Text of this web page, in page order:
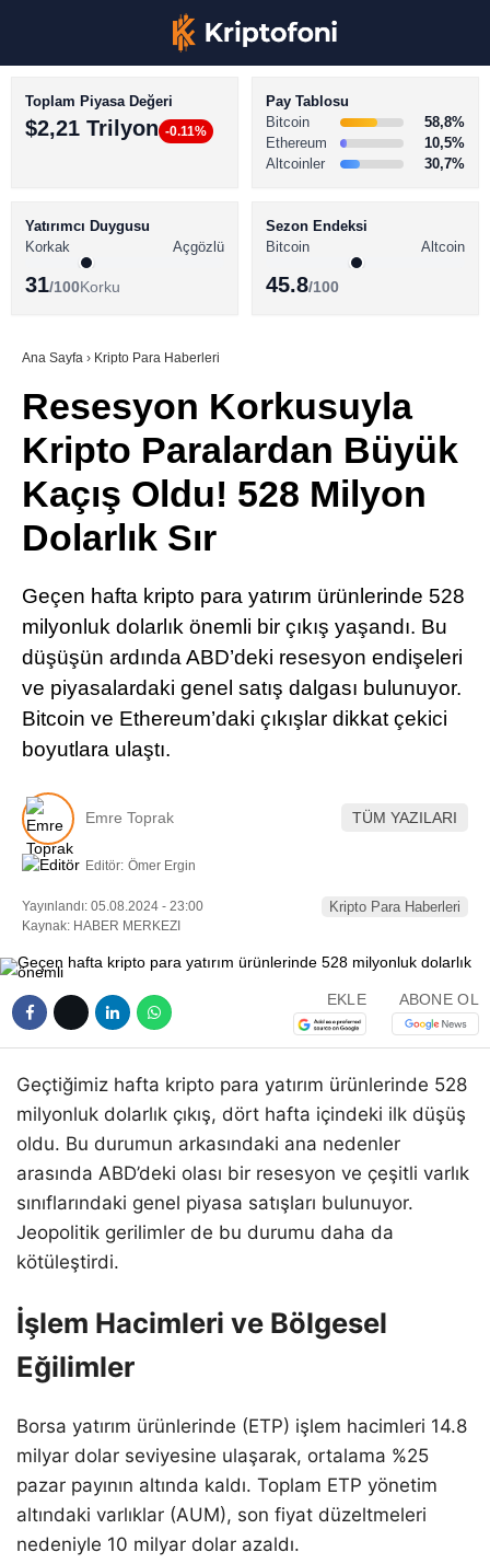
Youtube
TikTok
Pinterest
Telegram
BİTCOİN HABERLERİ
ALTCOİN HABERLERİ
SÖZLÜK
Toplam Piyasa Değeri
$2,21 Trilyon -0.11%
Pay Tablosu
Bitcoin
58,8%
Ethereum
10,5%
Altcoinler
30,7%
Yatırımcı Duygusu
Korkak
Açgözlü
31/100Korku
Sezon Endeksi
Bitcoin
Altcoin
45.8/100
Ana Sayfa › Kripto Para Haberleri
Resesyon Korkusuyla
Kripto Paralardan Büyük
Kaçış Oldu! 528 Milyon
Dolarlık Sır
Geçen hafta kripto para yatırım ürünlerinde 528
milyonluk dolarlık önemli bir çıkış yaşandı. Bu
düşüşün ardında ABD’deki resesyon endişeleri
ve piyasalardaki genel satış dalgası bulunuyor.
Bitcoin ve Ethereum’daki çıkışlar dikkat çekici
boyutlara ulaştı.
Emre Toprak TÜM YAZILARI
Editör: Ömer Ergin
Yayınlandı: 05.08.2024 - 23:00
Kaynak: HABER MERKEZI
Kripto Para Haberleri
EKLE ABONE OL
Geçtiğimiz hafta kripto para yatırım ürünlerinde 528
milyonluk dolarlık çıkış, dört hafta içindeki ilk düşüş
oldu. Bu durumun arkasındaki ana nedenler
arasında ABD’deki olası bir resesyon ve çeşitli varlık
sınıflarındaki genel piyasa satışları bulunuyor.
Jeopolitik gerilimler de bu durumu daha da
kötüleştirdi.
İşlem Hacimleri ve Bölgesel
Eğilimler
Borsa yatırım ürünlerinde (ETP) işlem hacimleri 14.8
milyar dolar seviyesine ulaşarak, ortalama %25
pazar payının altında kaldı. Toplam ETP yönetim
altındaki varlıklar (AUM), son fiyat düzeltmeleri
nedeniyle 10 milyar dolar azaldı.